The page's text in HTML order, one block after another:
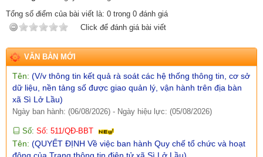
Tổng số điểm của bài viết là: 0 trong 0 đánh giá
Click để đánh giá bài viết
VĂN BẢN MỚI
phương án sơ tán khi cần thiết.)
Ngày ban hành: (07/08/2026)
Tên:(V/v thông tin kết quả rà soát các hệ thống thông tin, cơ sở
dữ liệu, nền tảng số được giao quản lý, vận hành trên địa bàn
xã Sì Lở Lầu)
Ngày ban hành: (06/08/2026) -Ngày hiệu lực: (05/08/2026)
Số:Số: 511/QĐ-BBT
động của Trang thông tin điện tử xã Sì Lở Lầu)
Ngày ban hành: (06/08/2026) - Ngày hiệu lực: (05/08/2026)